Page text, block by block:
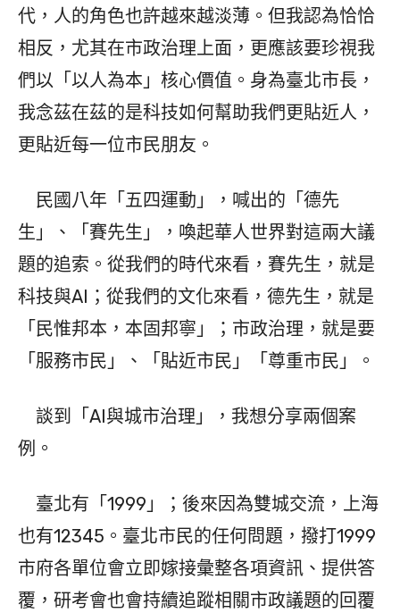
代，人的角色也許越來越淡薄。但我認為恰恰
相反，尤其在市政治理上面，更應該要珍視我
們以「以人為本」核心價值。身為臺北市長，
我念茲在茲的是科技如何幫助我們更貼近人，
更貼近每一位市民朋友。
民國八年「五四運動」，喊出的「德先
生」、「賽先生」，喚起華人世界對這兩大議
題的追索。從我們的時代來看，賽先生，就是
科技與AI；從我們的文化來看，德先生，就是
「民惟邦本，本固邦寧」；市政治理，就是要
「服務市民」、「貼近市民」「尊重市民」。
談到「AI與城市治理」，我想分享兩個案
例。
臺北有「1999」；後來因為雙城交流，上海
也有12345。臺北市民的任何問題，撥打1999
市府各單位會立即嫁接彙整各項資訊、提供答
覆，研考會也會持續追蹤相關市政議題的回覆